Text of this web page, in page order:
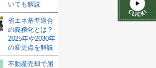
いても解説
省エネ基準適合
の義務化とは？
2025年や2030年
の変更点を解説
不動産売却で届